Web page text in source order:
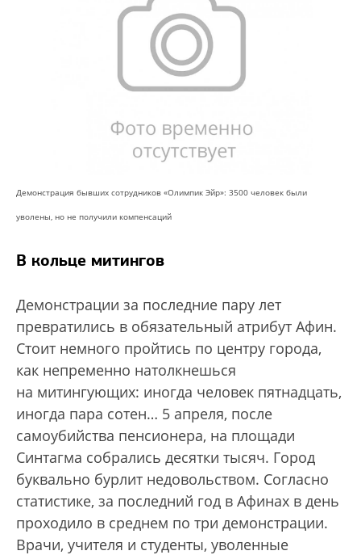
Демонстрация бывших сотрудников «Олимпик Эйр»: 3500 человек были
уволены, но не получили компенсаций
В кольце митингов
Демонстрации за последние пару лет
превратились в обязательный атрибут Афин.
Стоит немного пройтись по центру города,
как непременно натолкнешься
на митингующих: иногда человек пятнадцать,
иногда пара сотен… 5 апреля, после
самоубийства пенсионера, на площади
Синтагма собрались десятки тысяч. Город
буквально бурлит недовольством. Согласно
статистике, за последний год в Афинах в день
проходило в среднем по три демонстрации.
Врачи, учителя и студенты, уволенные